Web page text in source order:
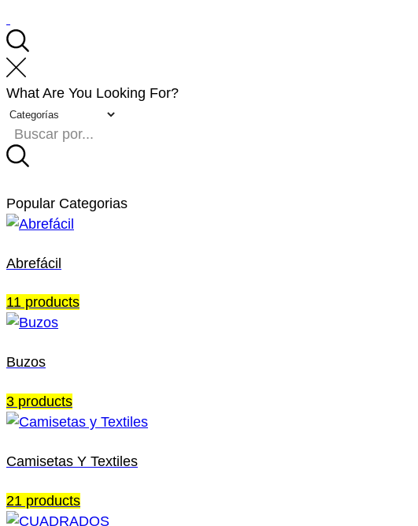
What Are You Looking For?
Popular Categorias
Abrefácil
11 products
Buzos
3 products
Camisetas Y Textiles
21 products